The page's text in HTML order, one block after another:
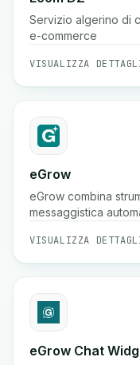
Servizio algerino di
e-commerce
VISUALIZZA
eGrow
eGrow combina
messaggistica
di e-commerce a
gestire le
VISUALIZZA
eGrow Chat